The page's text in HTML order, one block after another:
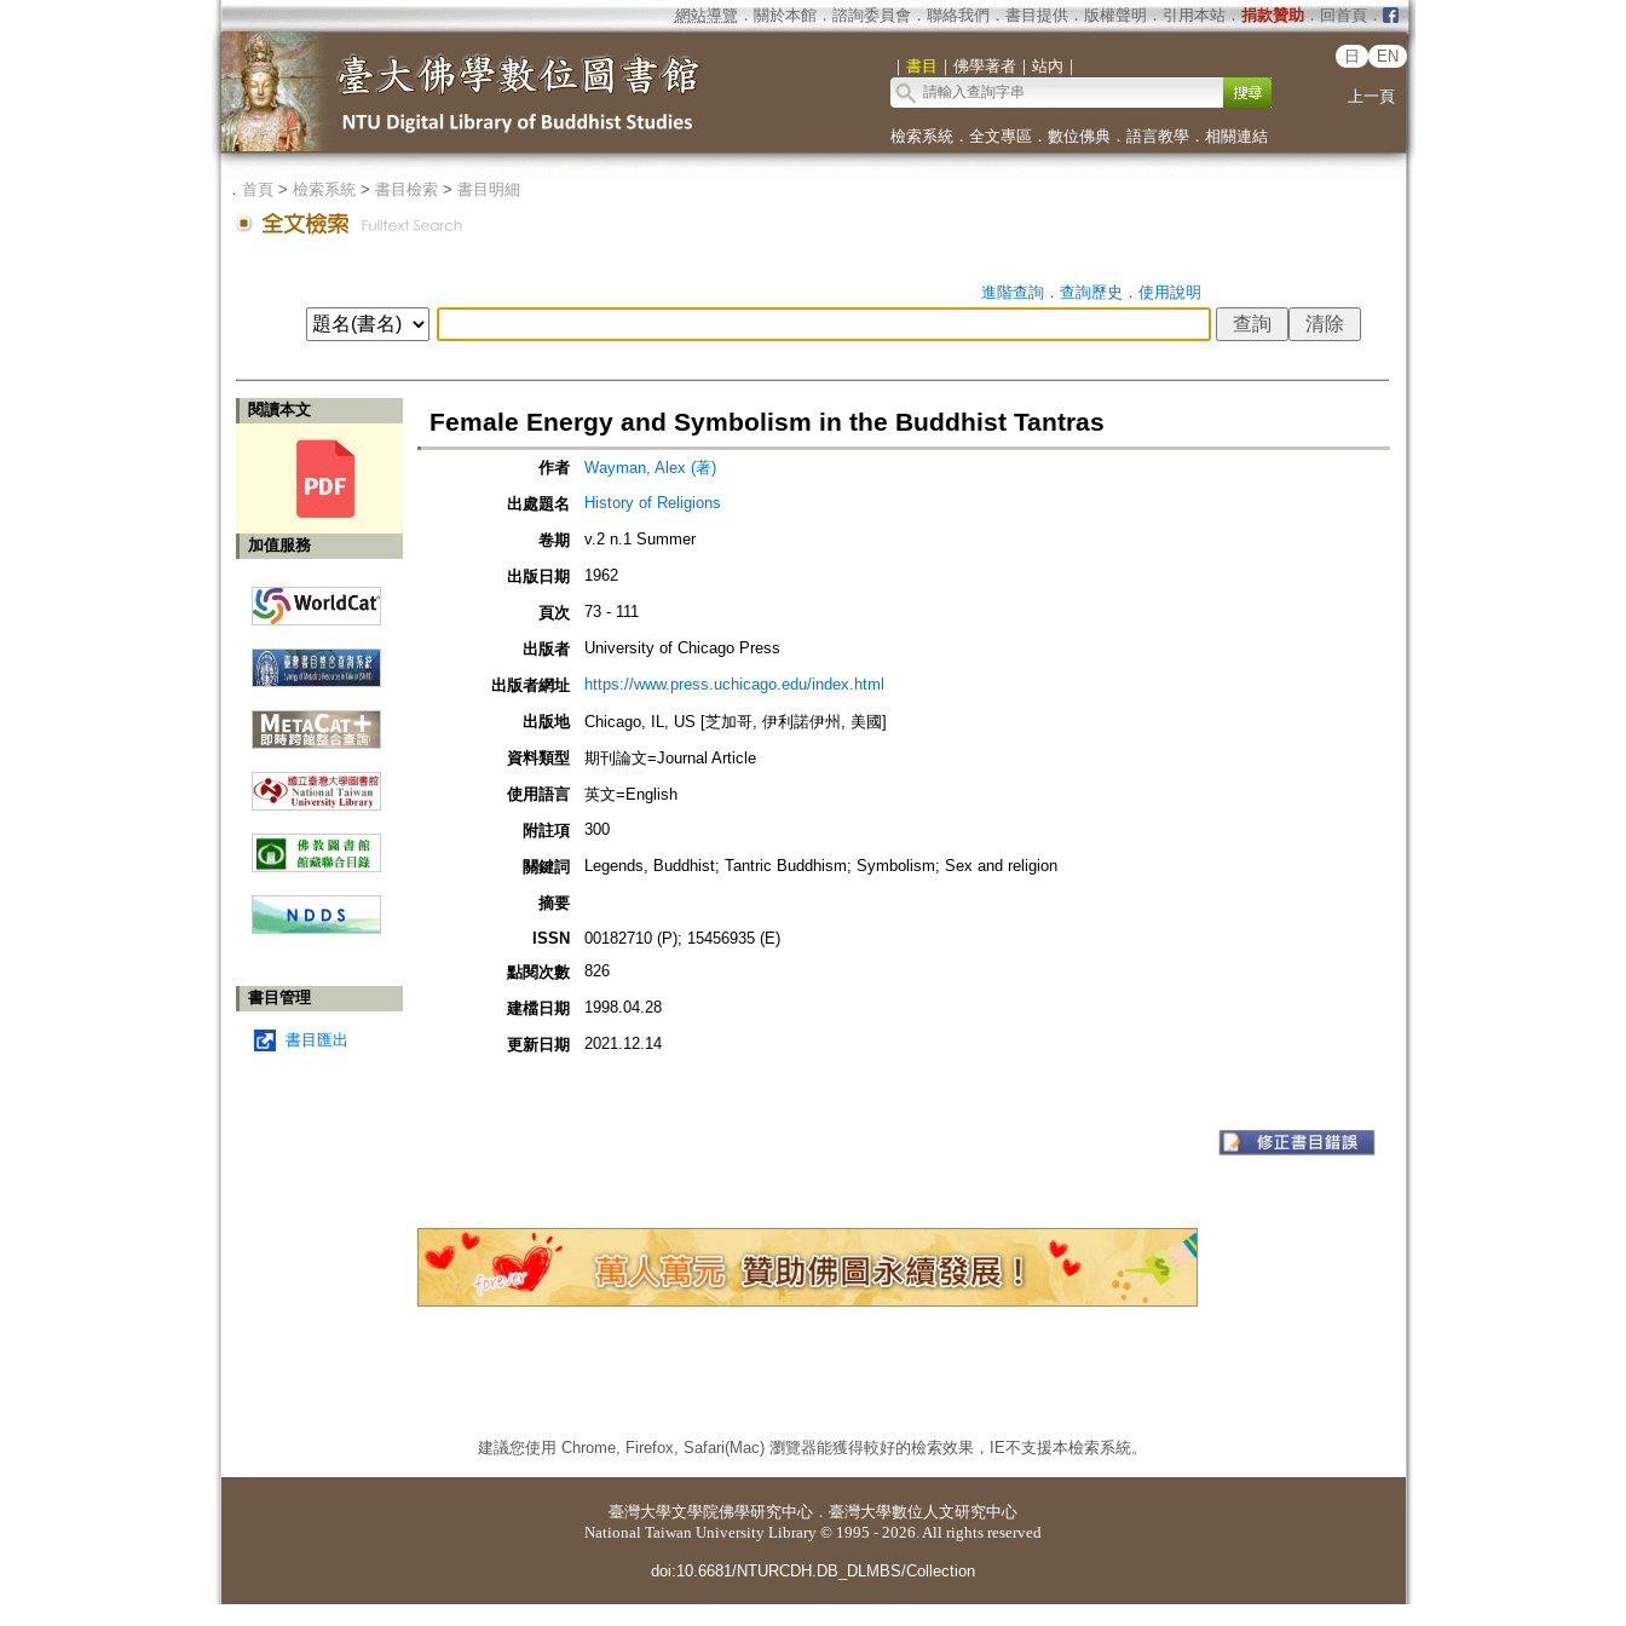
網站導覽 ． 關於本館． 諮詢委員會． 聯絡我們 ． 書目提供． 版權聲明 ． 引用本站． 捐款贊助．回首頁．
｜ 書目 ｜ 佛學著者｜ 站內 ｜
日 EN
上一頁
檢索系統． 全文專區 ． 數位佛典． 語言教學． 相關連結
． 首頁> 檢索系統> 書目檢索> 書目明細
進階查詢． 查詢歷史 ． 使用說明
閱讀本文
加值服務
書目管理
書目匯出
Female Energy and Symbolism in the Buddhist Tantras
作者
Wayman, Alex (著)
出處題名
History of Religions
卷期 v.2 n.1 Summer
出版日期 1962
頁次 73 - 111
出版者 University of Chicago Press
出版者網址 https://www.press.uchicago.edu/index.html
出版地
Chicago, IL, US [芝加哥, 伊利諾伊州, 美國]
資料類型
期刊論文=Journal Article
使用語言
英文=English
附註項
300
關鍵詞 Legends, Buddhist; Tantric Buddhism; Symbolism; Sex and religion
摘要
ISSN
00182710 (P); 15456935 (E)
點閱次數
826
建檔日期 1998.04.28
更新日期 2021.12.14
建議您使用 Chrome, Firefox, Safari(Mac) 瀏覽器能獲得較好的檢索效果，IE不支援本檢索系統。
臺灣大學文學院佛學研究中心 ． 臺灣大學數位人文研究中心
National Taiwan University Library © 1995 - 2026. All rights reserved
doi:10.6681/NTURCDH.DB_DLMBS/Collection